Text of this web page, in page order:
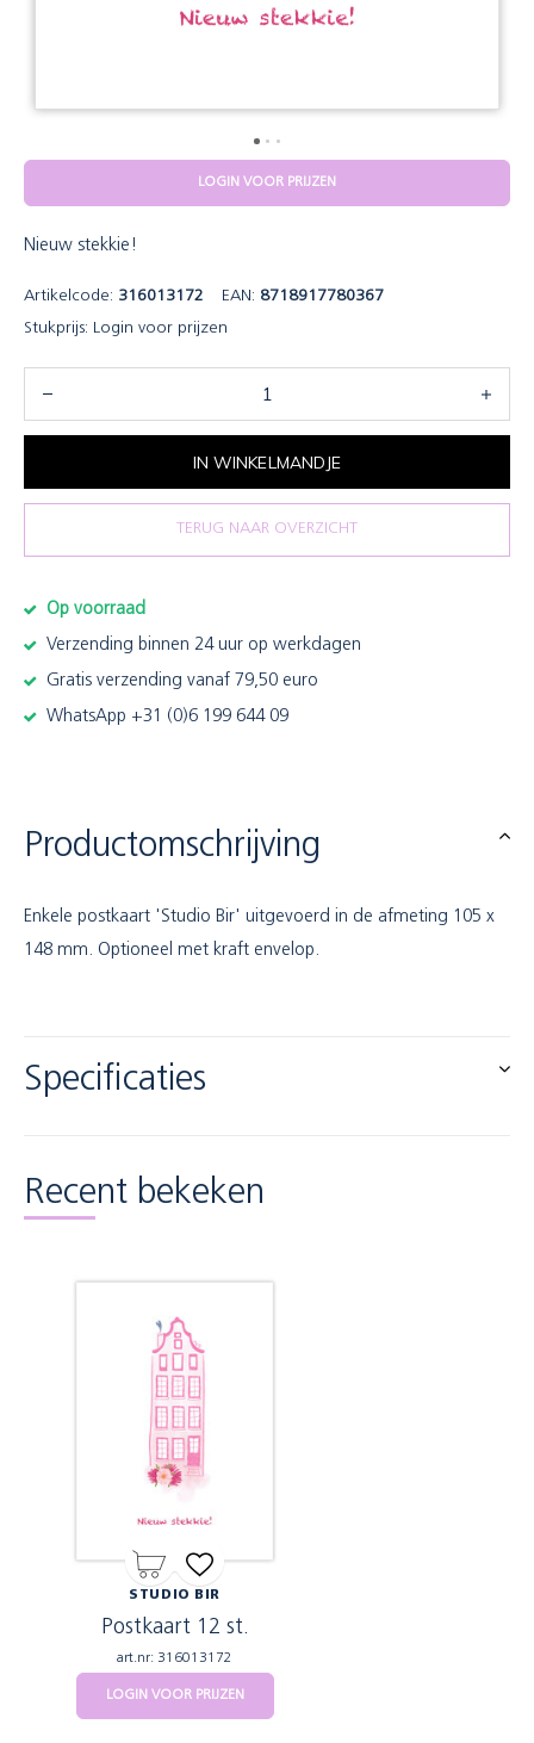
LOGIN VOOR PRIJZEN
Nieuw stekkie!
Artikelcode: 316013172 EAN: 8718917780367
Stukprijs: Login voor prijzen
IN WINKELMANDJE
TERUG NAAR OVERZICHT
Op voorraad
Verzending binnen 24 uur op werkdagen
Gratis verzending vanaf 79,50 euro
WhatsApp +31 (0)6 199 644 09
Productomschrijving
Enkele postkaart 'Studio Bir' uitgevoerd in de afmeting 105 x
148 mm. Optioneel met kraft envelop.
Specificaties
Recent bekeken
STUDIO BIR
Postkaart 12 st.
art.nr: 316013172
LOGIN VOOR PRIJZEN